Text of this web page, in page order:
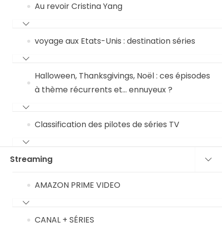
Au revoir Cristina Yang
voyage aux Etats-Unis : destination séries
Halloween, Thanksgivings, Noël : ces épisodes
à thème récurrents et… ennuyeux ?
Classification des pilotes de séries TV
Streaming
AMAZON PRIME VIDEO
CANAL + SÉRIES